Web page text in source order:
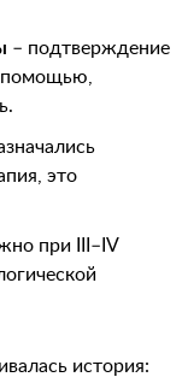
– подтверждение
помощью,
это
при III–IV
история: